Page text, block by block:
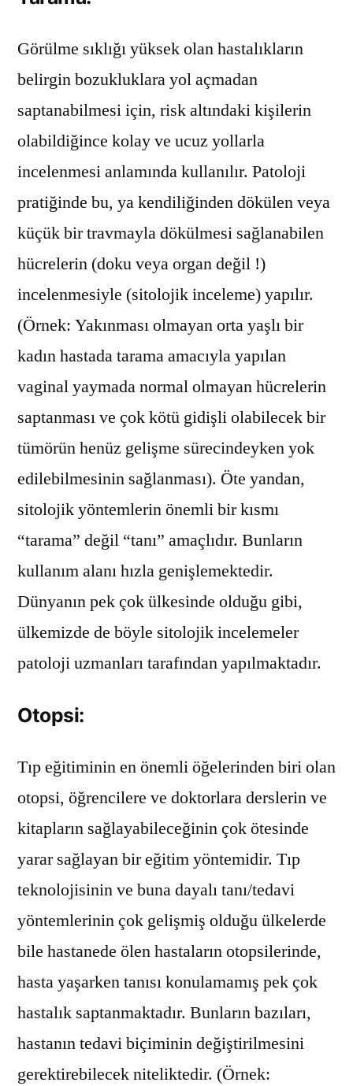
Görülme sıklığı yüksek olan hastalıkların
belirgin bozukluklara yol açmadan
saptanabilmesi için, risk altındaki kişilerin
olabildiğince kolay ve ucuz yollarla
incelenmesi anlamında kullanılır. Patoloji
pratiğinde bu, ya kendiliğinden dökülen veya
küçük bir travmayla dökülmesi sağlanabilen
hücrelerin (doku veya organ değil !)
incelenmesiyle (sitolojik inceleme) yapılır.
(Örnek: Yakınması olmayan orta yaşlı bir
kadın hastada tarama amacıyla yapılan
vaginal yaymada normal olmayan hücrelerin
saptanması ve çok kötü gidişli olabilecek bir
tümörün henüz gelişme sürecindeyken yok
edilebilmesinin sağlanması). Öte yandan,
sitolojik yöntemlerin önemli bir kısmı
“tarama” değil “tanı” amaçlıdır. Bunların
kullanım alanı hızla genişlemektedir.
Dünyanın pek çok ülkesinde olduğu gibi,
ülkemizde de böyle sitolojik incelemeler
patoloji uzmanları tarafından yapılmaktadır.
Otopsi:
Tıp eğitiminin en önemli öğelerinden biri olan
otopsi, öğrencilere ve doktorlara derslerin ve
kitapların sağlayabileceğinin çok ötesinde
yarar sağlayan bir eğitim yöntemidir. Tıp
teknolojisinin ve buna dayalı tanı/tedavi
yöntemlerinin çok gelişmiş olduğu ülkelerde
bile hastanede ölen hastaların otopsilerinde,
hasta yaşarken tanısı konulamamış pek çok
hastalık saptanmaktadır. Bunların bazıları,
hastanın tedavi biçiminin değiştirilmesini
gerektirebilecek niteliktedir. (Örnek: